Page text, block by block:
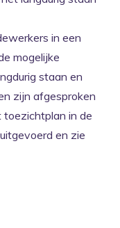
in een
mogelijke
staan en
zijn afgesproken
toezichtplan in de
en zie